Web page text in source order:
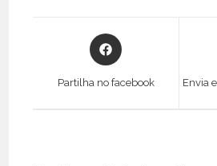
Opens
in
new
Partilha no facebook Envia